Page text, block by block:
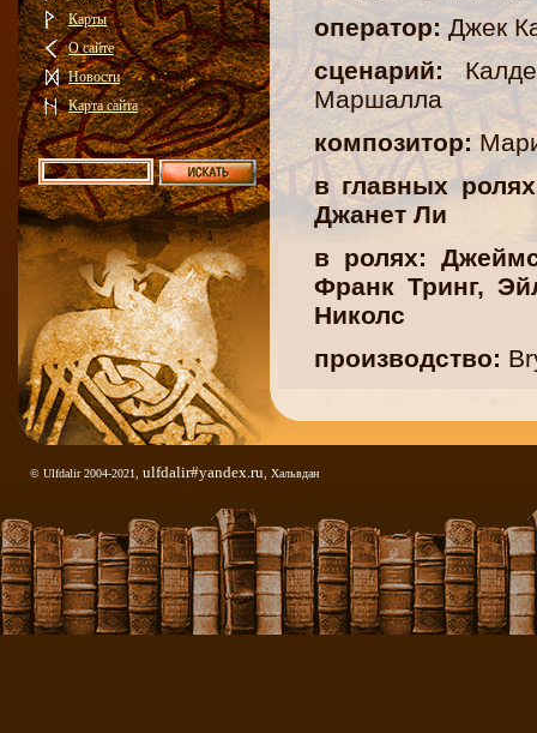
Карты
О сайте
Новости
Карта сайта
© Ulfdalir 2004-2021, ulfdalir#yandex.ru , Хальвдан
оператор:Джек
сценарий:
Маршалла
композитор:
в главных
Джанет Ли
в ролях:
Франк Тринг,
Николс
производство:
Аннотация на
скандинавских
ужасающий
помешало
вождя викингов
непобедимый